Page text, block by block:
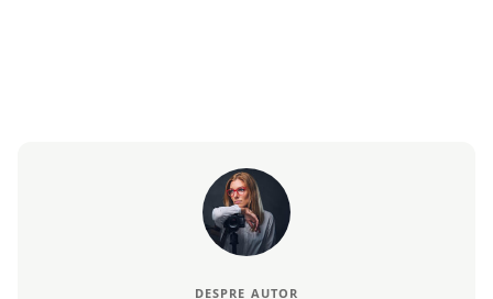
DESPRE AUTOR